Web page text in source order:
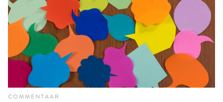
COMMENTAAR